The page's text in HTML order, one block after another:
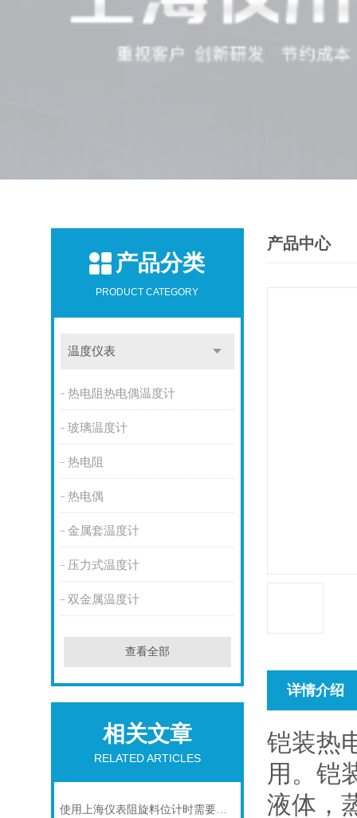
产品分类
PRODUCT CATEGORY
温度仪表
热电阻热电偶温度计
玻璃温度计
热电阻
热电偶
金属套温度计
压力式温度计
双金属温度计
查看全部
相关文章
RELATED ARTICLES
使用上海仪表阻旋料位计时需要注意的一些事项
产品中心
详情介绍
铠装热
用。铠
液体，